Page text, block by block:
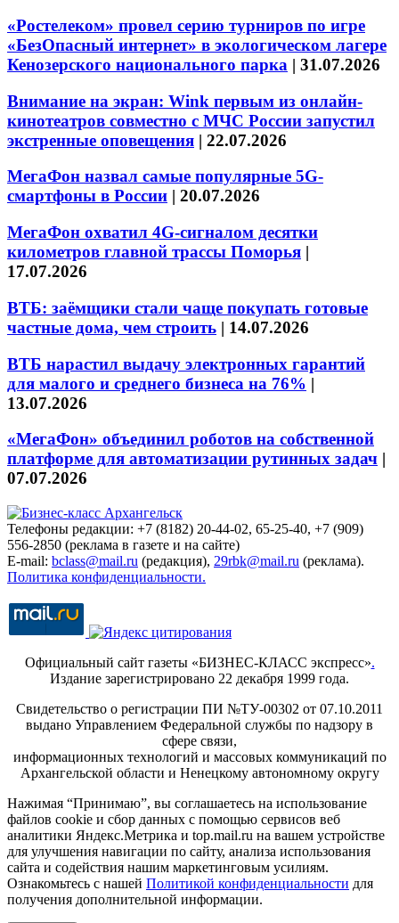
«Ростелеком» провел серию турниров по игре
«БезОпасный интернет» в экологическом лагере
Кенозерского национального парка | 31.07.2026
Внимание на экран: Wink первым из онлайн-
кинотеатров совместно с МЧС России запустил
экстренные оповещения | 22.07.2026
МегаФон назвал самые популярные 5G-
смартфоны в России | 20.07.2026
МегаФон охватил 4G-сигналом десятки
километров главной трассы Поморья |
17.07.2026
ВТБ: заёмщики стали чаще покупать готовые
частные дома, чем строить | 14.07.2026
ВТБ нарастил выдачу электронных гарантий
для малого и среднего бизнеса на 76% |
13.07.2026
«МегаФон» объединил роботов на собственной
платформе для автоматизации рутинных задач |
07.07.2026
Телефоны редакции: +7 (8182) 20-44-02, 65-25-40, +7 (909)
556-2850 (реклама в газете и на сайте)
E-mail: bclass@mail.ru (редакция), 29rbk@mail.ru (реклама).
Политика конфиденциальности.
Официальный сайт газеты «БИЗНЕС-КЛАСС экспресс».
Издание зарегистрировано 22 декабря 1999 года.
Свидетельство о регистрации ПИ №ТУ-00302 от 07.10.2011
выдано Управлением Федеральной службы по надзору в
сфере связи,
информационных технологий и массовых коммуникаций по
Архангельской области и Ненецкому автономному округу
Нажимая “Принимаю”, вы соглашаетесь на использование
файлов cookie и сбор данных с помощью сервисов веб
аналитики Яндекс.Метрика и top.mail.ru на вашем устройстве
для улучшения навигации по сайту, анализа использования
сайта и содействия нашим маркетинговым усилиям.
Ознакомьтесь с нашей Политикой конфиденциальности для
получения дополнительной информации.